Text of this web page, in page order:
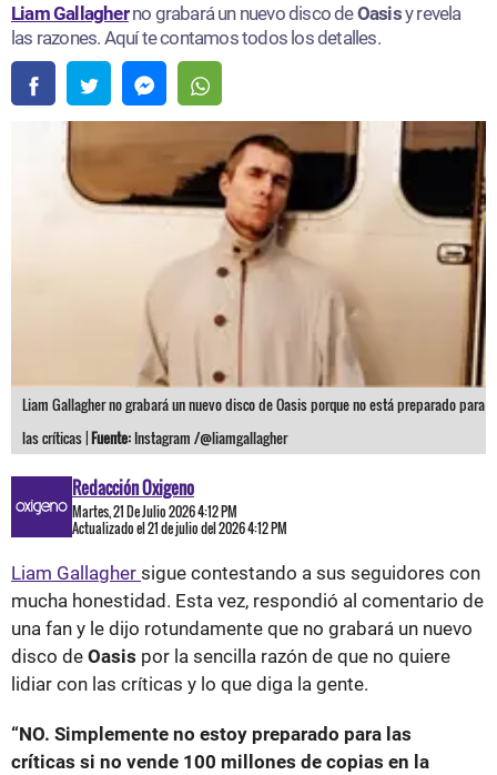
Liam Gallagherno grabará un nuevo disco deOasisy revela
las razones. Aquí te contamos todos los detalles.
Liam Gallagher no grabará un nuevo disco de Oasis porque no está preparado para
las críticas |Fuente: Instagram /@liamgallagher
Redacción Oxigeno
Martes, 21 De Julio 2026 4:12 PM
Actualizado el 21 de julio del 2026 4:12 PM
Liam Gallagher sigue contestando a sus seguidores con
mucha honestidad. Esta vez, respondió al comentario de
una fan y le dijo rotundamente que no grabará un nuevo
disco de Oasis por la sencilla razón de que no quiere
lidiar con las críticas y lo que diga la gente.
“NO. Simplemente no estoy preparado para las
críticas si no vende 100 millones de copias en la